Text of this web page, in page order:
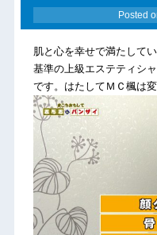
Posted
肌と心を幸せで満たして
基準の上級エステティシ
です。はたしてＭＣ楓は